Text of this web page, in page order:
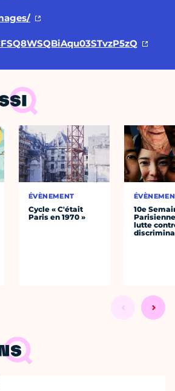
ÉVÈNEMENT
Cycle « C'était
Paris en 1970 »
10e
lutte